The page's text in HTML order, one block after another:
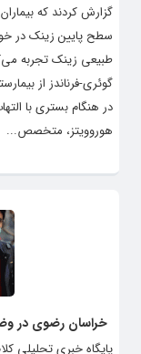
سطح پایین زینک در
طبیعی زینک تجربه
گوئری-فرناندز از
هوروویتز، متخصص...
خراسان رضوی در
پایگاه خبری تحلیلی